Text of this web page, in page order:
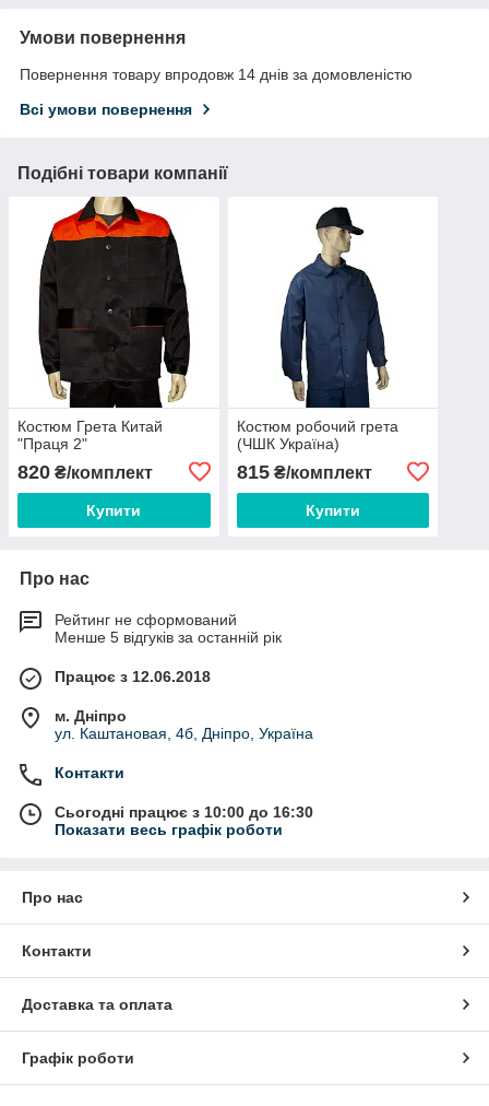
Умови повернення
Повернення товару впродовж 14 днів за домовленістю
Всі умови повернення
Подібні товари компанії
Костюм Грета Китай
"Праця 2"
820 ₴/комплект
Купити
Костюм робочий грета
(ЧШК Україна)
815₴/комплект
Купити
Про нас
Рейтинг не сформований
Менше 5 відгуків за останній рік
Працює з 12.06.2018
м. Дніпро
ул. Каштановая, 4б, Дніпро, Україна
Контакти
Сьогодні працює з 10:00 до 16:30
Показати весь графік роботи
Про нас
Контакти
Доставка та оплата
Графік роботи